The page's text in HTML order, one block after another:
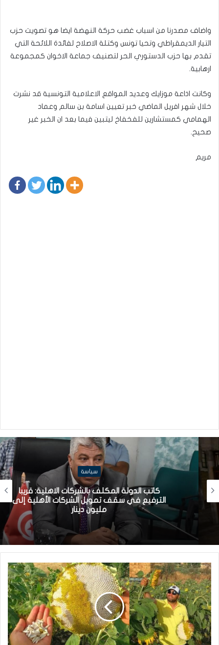
واضاف مصدرنا من اسباب غضب حركة النهضة ايضا هو تصويت حزب
التيار الديمقراطي وتحيا تونس وكتلة الاصلاح لفائدة اللائحة التي
تقدم بها حزب الدستوري الحر لتصنيف جماعة الاخوان كمجموعة
ارهابية.
وكانت اذاعة موزايك وعديد المواقع الاعلامية التونسية قد نشرت
خلال شهر افريل الماضي خبر تعيين اسامة بن سالم وعماد
الهمامي كمستشارين للفخفاخ ليتبين فيما بعد ان الخبر غير
صحيح.
مريم
سياسة
كاتب الدولة المكلف بالشركات الاهلية: قريبا
الترفيع في سقف تمويل الشركات الأهلية إلى
مليون دينار